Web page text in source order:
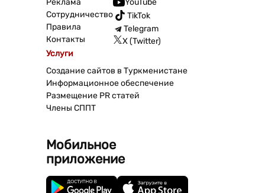
Реклама
Сотрудничество
Правила
Контакты
YouTube
TikTok
Telegram
X (Twitter)
Услуги
Создание сайтов в Туркменистане
Информационное обеспечение
Размещение PR статей
Члены СППТ
Мобильное
приложение